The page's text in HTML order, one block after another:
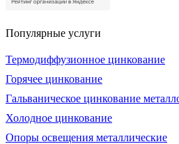
Популярные услуги
Термодиффузионное цинкование
Горячее цинкование
Гальваническое цинкование
Холодное цинкование
Опоры освещения металлические